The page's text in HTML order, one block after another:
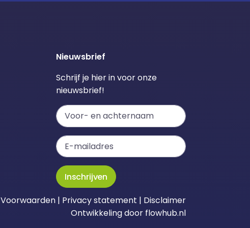
Nieuwsbrief
Schrijf je hier in voor onze
nieuwsbrief!
Inschrijven
Voorwaarden | Privacy statement | Disclaimer
Ontwikkeling door flowhub.nl